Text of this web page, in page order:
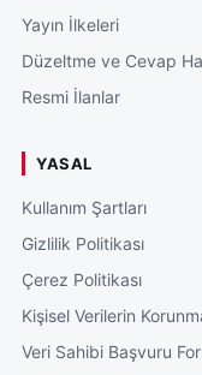
Yayın İlkeleri
Düzeltme ve Cevap
Resmi İlanlar
YASAL
Kullanım Şartları
Gizlilik Politikası
Çerez Politikası
Kişisel Verilerin
Veri Sahibi Başvuru